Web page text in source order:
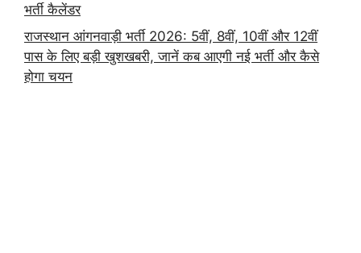
भर्ती कैलेंडर
राजस्थान आंगनवाड़ी भर्ती 2026: 5वीं, 8वीं, 10वीं और 12वीं
पास के लिए बड़ी खुशखबरी, जानें कब आएगी नई भर्ती और कैसे
होगा चयन